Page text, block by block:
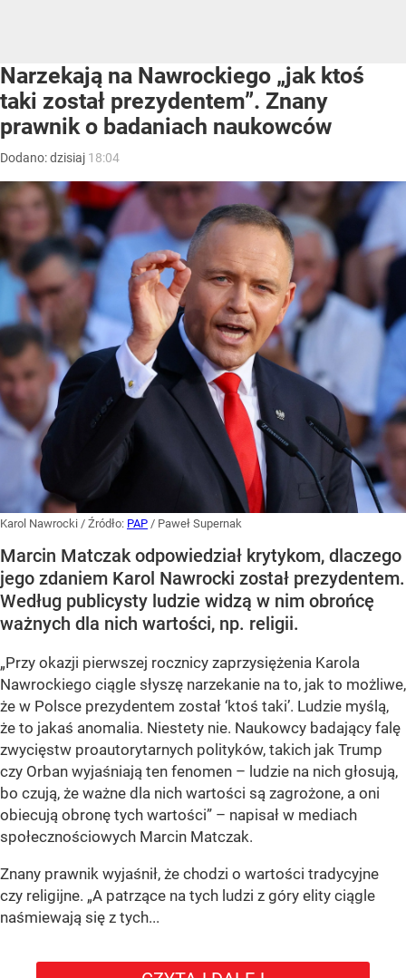
Narzekają na Nawrockiego „jak ktoś
taki został prezydentem”. Znany
prawnik o badaniach naukowców
Dodano:dzisiaj 18:04
Karol Nawrocki / Źródło: PAP / Paweł Supernak
Marcin Matczak odpowiedział krytykom, dlaczego
jego zdaniem Karol Nawrocki został prezydentem.
Według publicysty ludzie widzą w nim obrońcę
ważnych dla nich wartości, np. religii.
„Przy okazji pierwszej rocznicy zaprzysiężenia Karola
Nawrockiego ciągle słyszę narzekanie na to, jak to możliwe,
że w Polsce prezydentem został ‘ktoś taki’. Ludzie myślą,
że to jakaś anomalia. Niestety nie. Naukowcy badający falę
zwycięstw proautorytarnych polityków, takich jak Trump
czy Orban wyjaśniają ten fenomen – ludzie na nich głosują,
bo czują, że ważne dla nich wartości są zagrożone, a oni
obiecują obronę tych wartości” – napisał w mediach
społecznościowych Marcin Matczak.
Znany prawnik wyjaśnił, że chodzi o wartości tradycyjne
czy religijne. „A patrzące na tych ludzi z góry elity ciągle
naśmiewają się z tych...